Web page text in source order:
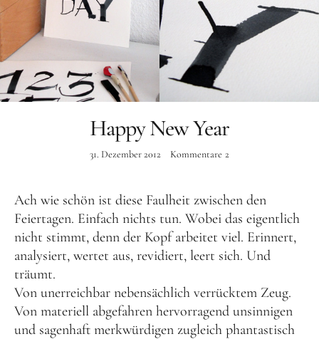
Instagram
Happy New Year
31. Dezember 2012 Kommentare 2
Ach wie schön ist diese Faulheit zwischen den
Feiertagen. Einfach nichts tun. Wobei das eigentlich
nicht stimmt, denn der Kopf arbeitet viel. Erinnert,
analysiert, wertet aus, revidiert, leert sich. Und
träumt.
Von unerreichbar nebensächlich verrücktem Zeug.
Von materiell abgefahren hervorragend unsinnigen
und sagenhaft merkwürdigen zugleich phantastisch